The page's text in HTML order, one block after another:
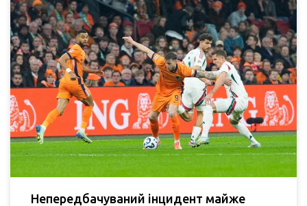
Непередбачуваний інцидент майже